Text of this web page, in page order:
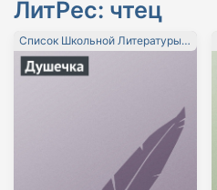
ЛитРес: чтец
Список Школьной Литературы
10-11 Класс